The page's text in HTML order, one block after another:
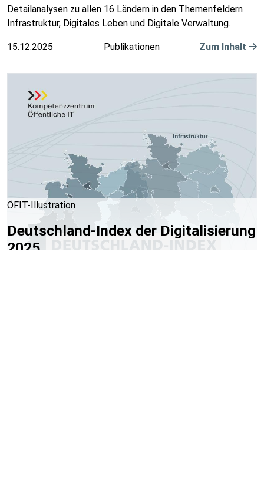
Detailanalysen zu allen 16 Ländern in den Themenfeldern
Infrastruktur, Digitales Leben und Digitale Verwaltung.
15.12.2025 Publikationen Zum Inhalt
ÖFIT-Illustration
Deutschland-Index der Digitalisierung
2025